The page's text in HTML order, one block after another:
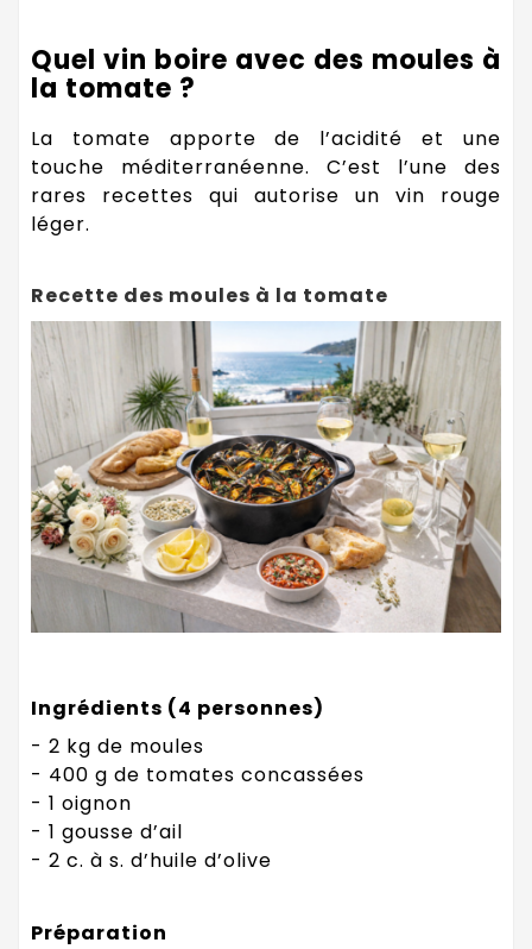
Quel vin boire avec des moules à
la tomate ?
La tomate apporte de l’acidité et une
touche méditerranéenne. C’est l’une des
rares recettes qui autorise un vin rouge
léger.
Recette des moules à la tomate
Ingrédients (4 personnes)
- 2 kg de moules
- 400 g de tomates concassées
- 1 oignon
- 1 gousse d’ail
- 2 c. à s. d’huile d’olive
Préparation